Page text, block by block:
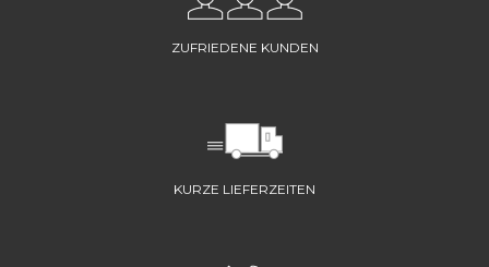
ZUFRIEDENE KUNDEN
KURZE LIEFERZEITEN